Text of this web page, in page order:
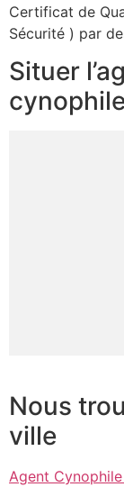
Certificat de
Sécurité ) par
Situer
Nous
ville
Agent